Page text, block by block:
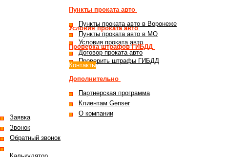
Пункты проката авто
Пункты проката авто в Воронеже
Пункты проката авто в МО
Условия проката авто
Условия проката авто
Договор проката авто
Проверка штрафов ГИБДД
Проверить штрафы ГИБДД
Контакты
Дополнительно
Партнерская программа
Клиентам Genser
О компании
Заявка
Звонок
Обратный звонок